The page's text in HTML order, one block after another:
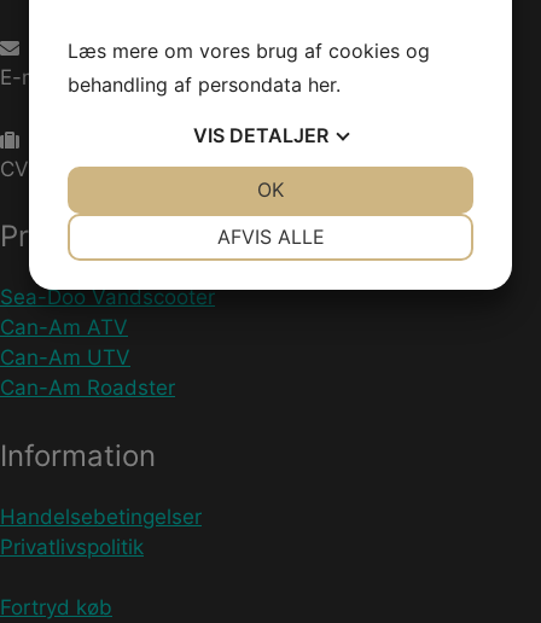
E-mail:info@jettrade.dk
CVR-nummer: 27233678
Produkter
Sea-Doo Vandscooter
Can-Am ATV
Can-Am UTV
Can-Am Roadster
Information
Handelsebetingelser
Privatlivspolitik
Fortryd køb
Læs mere om vores brug af cookies og
behandling af persondata her.
VIS DETALJER
MARKETING
AFVIS ALLE
OK